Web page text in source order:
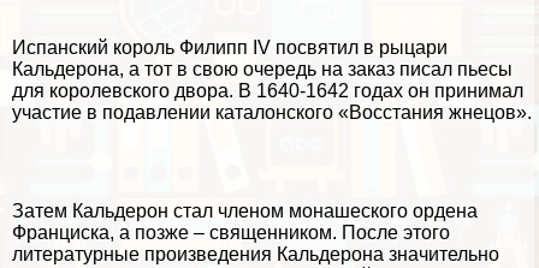
Испанский король Филипп IV посвятил в рыцари
Кальдерона, а тот в свою очередь на заказ писал пьесы
для королевского двора. В 1640-1642 годах он принимал
участие в подавлении каталонского «Восстания жнецов».
Затем Кальдерон стал члeном монашеского ордена
Франциска, а позже – священником. После этого
литературные произведения Кальдерона значительно